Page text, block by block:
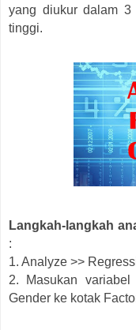
yang diukur dalam 3
tinggi.
Langkah-langkah
:
1. Analyze >>
2. Masukan
Gender ke kotak